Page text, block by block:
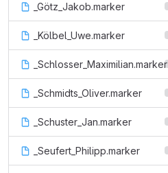
_Götz_Jakob.marker
_Kölbel_Uwe.marker
_Schlosser_Maximilian.marker
_Schmidts_Oliver.marker
_Schuster_Jan.marker
_Seufert_Philipp.marker